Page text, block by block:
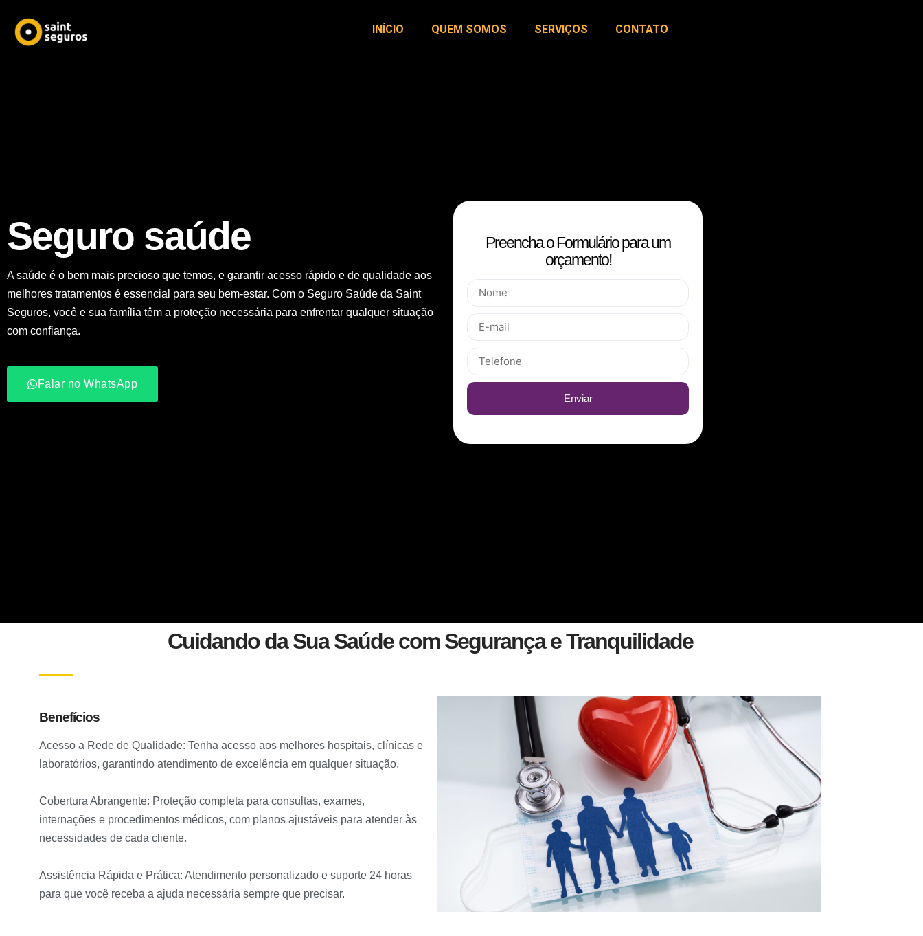
INÍCIO QUEM SOMOS SERVIÇOS CONTATO
Seguro saúde
A saúde é o bem mais precioso que temos, e garantir acesso rápido e de qualidade aos
melhores tratamentos é essencial para seu bem-estar. Com o Seguro Saúde da Saint
Seguros, você e sua família têm a proteção necessária para enfrentar qualquer situação
com confiança.
Falar no WhatsApp
Preencha o Formulário para um
orçamento!
Enviar
Cuidando da Sua Saúde com Segurança e Tranquilidade
Benefícios
Acesso a Rede de Qualidade: Tenha acesso aos melhores hospitais, clínicas e
laboratórios, garantindo atendimento de excelência em qualquer situação.
Cobertura Abrangente: Proteção completa para consultas, exames,
internações e procedimentos médicos, com planos ajustáveis para atender às
necessidades de cada cliente.
Assistência Rápida e Prática: Atendimento personalizado e suporte 24 horas
para que você receba a ajuda necessária sempre que precisar.